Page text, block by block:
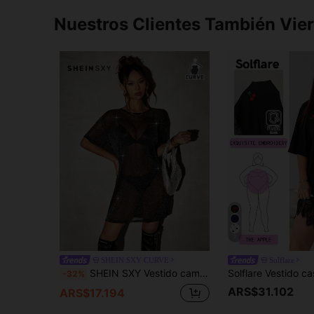
Nuestros Clientes También
-32% SHEIN SXY Vestido camiseta corto de talla grande para mujer, elegante y sexy, básico para uso diario, de primavera y verano, color liso, brillante, de malla transparente y translúcida
ARS$17.194 ARS$31.102